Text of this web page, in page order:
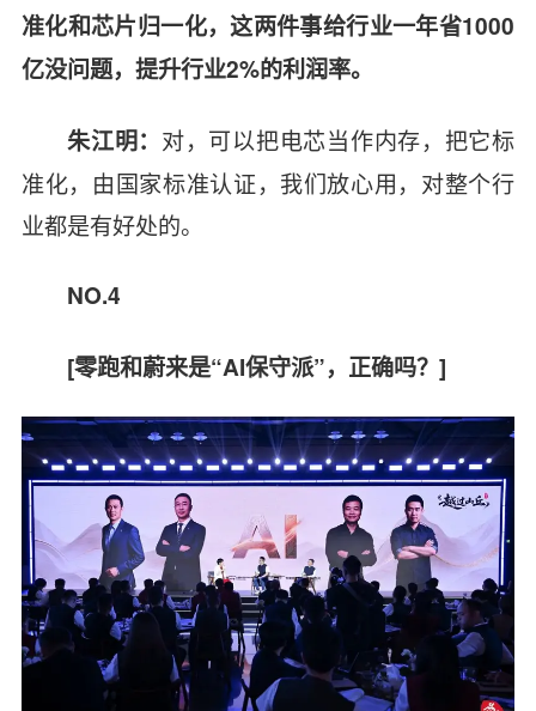
准化和芯片归一化，这两件事给行业一年省1000
亿没问题，提升行业2%的利润率。
朱江明： 对，可以把电芯当作内存，把它标
准化，由国家标准认证，我们放心用，对整个行
业都是有好处的。
NO.4
[零跑和蔚来是“AI保守派”，正确吗？]